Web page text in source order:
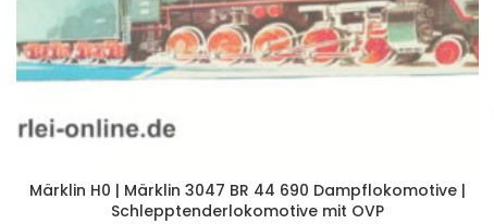
Märklin H0 | Märklin 3047 BR 44 690 Dampflokomotive |
Schlepptenderlokomotive mit OVP